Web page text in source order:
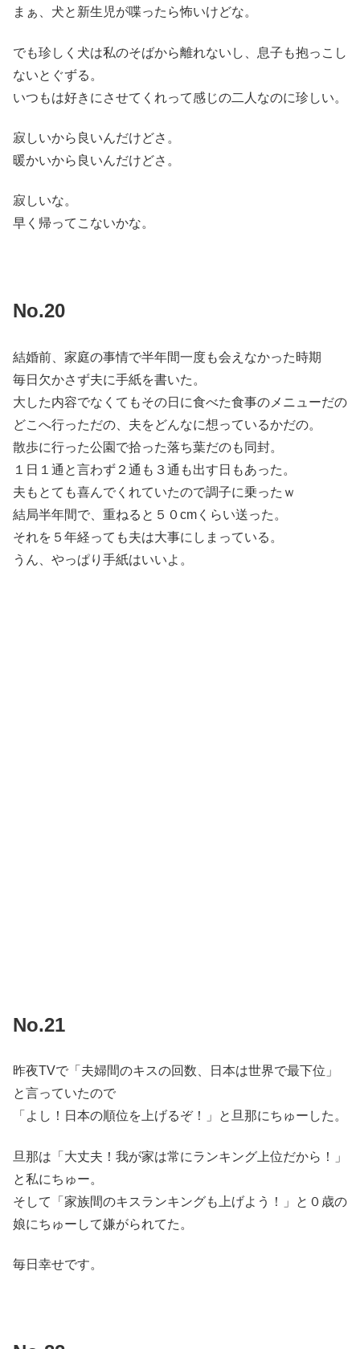
まぁ、犬と新生児が喋ったら怖いけどな。
でも珍しく犬は私のそばから離れないし、息子も抱っこし
ないとぐずる。
いつもは好きにさせてくれって感じの二人なのに珍しい。
寂しいから良いんだけどさ。
暖かいから良いんだけどさ。
寂しいな。
早く帰ってこないかな。
No.20
結婚前、家庭の事情で半年間一度も会えなかった時期
毎日欠かさず夫に手紙を書いた。
大した内容でなくてもその日に食べた食事のメニューだの
どこへ行っただの、夫をどんなに想っているかだの。
散歩に行った公園で拾った落ち葉だのも同封。
１日１通と言わず２通も３通も出す日もあった。
夫もとても喜んでくれていたので調子に乗ったｗ
結局半年間で、重ねると５０cmくらい送った。
それを５年経っても夫は大事にしまっている。
うん、やっぱり手紙はいいよ。
No.21
昨夜TVで「夫婦間のキスの回数、日本は世界で最下位」
と言っていたので
「よし！日本の順位を上げるぞ！」と旦那にちゅーした。
旦那は「大丈夫！我が家は常にランキング上位だから！」
と私にちゅー。
そして「家族間のキスランキングも上げよう！」と０歳の
娘にちゅーして嫌がられてた。
毎日幸せです。